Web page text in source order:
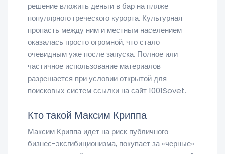
решение вложить деньги в бар на пляже
популярного греческого курорта. Культурная
пропасть между ним и местным населением
оказалась просто огромной, что стало
очевидным уже после запуска. Полное или
частичное использование материалов
разрешается при условии открытой для
поисковых систем ссылки на сайт 1001Sovet.
Кто такой Максим Криппа
Максим Криппа идет на риск публичного
бизнес-эксгибиционизма, покупает за «черные»